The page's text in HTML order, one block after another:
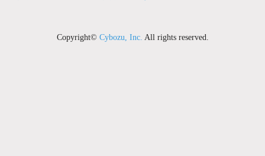
Copyright© Cybozu, Inc. All rights reserved.